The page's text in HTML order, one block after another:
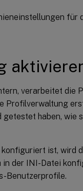
für
verarbeitet die
Profilverwaltung
haben, wie
ist, wird
in der INI-Datei
Benutzerprofile.